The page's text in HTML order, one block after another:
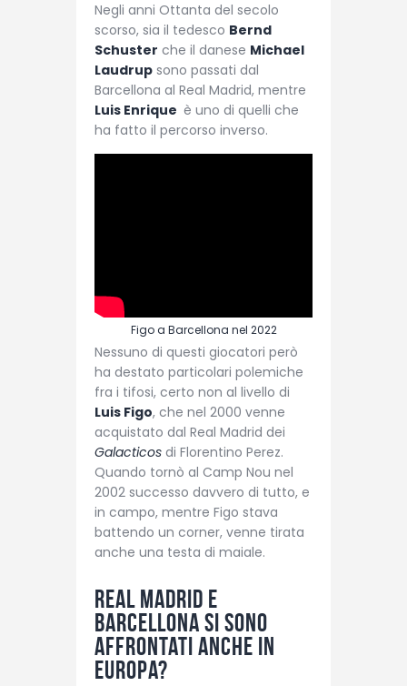
Negli anni Ottanta del secolo
scorso, sia il tedesco Bernd
Schuster che il danese Michael
Laudrup sono passati dal
Barcellona al Real Madrid, mentre
Luis Enrique è uno di quelli che
ha fatto il percorso inverso.
Figo a Barcellona nel 2022
Nessuno di questi giocatori però
ha destato particolari polemiche
fra i tifosi, certo non al livello di
Luis Figo, che nel 2000 venne
acquistato dal Real Madrid dei
Galacticos di Florentino Perez.
Quando tornò al Camp Nou nel
2002 successo davvero di tutto, e
in campo, mentre Figo stava
battendo un corner, venne tirata
anche una testa di maiale.
Real Madrid e
Barcellona si sono
affrontati anche in
Europa?